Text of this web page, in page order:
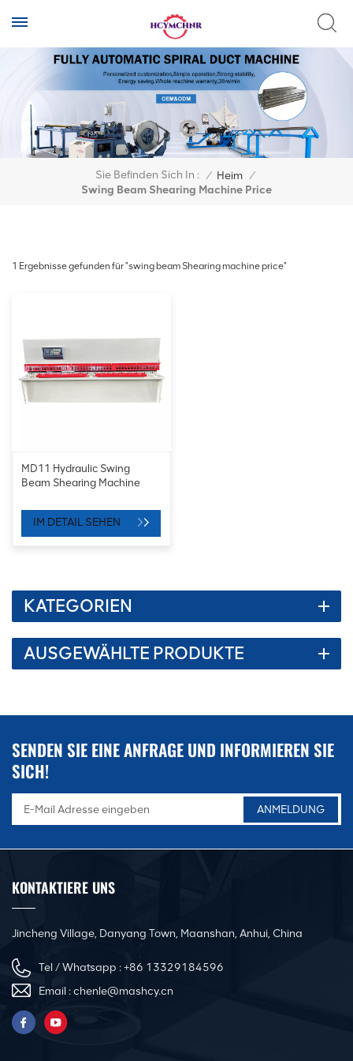
Sie Befinden Sich In : / Heim /
Swing Beam Shearing Machine Price
1 Ergebnisse gefunden für "swing beam Shearing machine price"
MD11 Hydraulic Swing
Beam Shearing Machine
IM DETAIL SEHEN
KATEGORIEN
AUSGEWÄHLTE PRODUKTE
SENDEN SIE EINE ANFRAGE UND INFORMIEREN SIE
SICH!
KONTAKTIERE UNS
Jincheng Village, Danyang Town, Maanshan, Anhui, China
Tel / Whatsapp :+86 13329184596
Email :chenle@mashcy.cn